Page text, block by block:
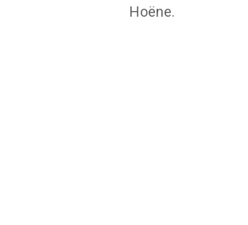
Hoëne.